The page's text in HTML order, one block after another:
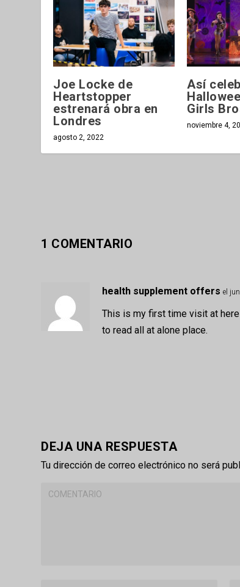
Joe Locke de
Heartstopper
estrenará obra en
Londres
agosto 2, 2022
Así
Girls
noviembre 4,
1 COMENTARIO
health supplement offers el
This is my first time visit at
to read all at alone place.
DEJA UNA RESPUESTA
Tu dirección de correo electrónico no será